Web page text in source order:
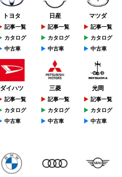
トヨタ
記事一覧
カタログ
中古車
日産
記事一覧
カタログ
中古車
マツダ
記事一覧
カタログ
中古車
ダイハツ
記事一覧
カタログ
中古車
三菱
記事一覧
カタログ
中古車
光岡
記事一覧
カタログ
中古車